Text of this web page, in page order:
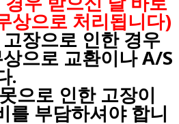
상으로 처리됩니다)
장으로 인한 경우
으로 교환이나 A/S
.
으로 인한 고장이
를 부담하셔야 합니